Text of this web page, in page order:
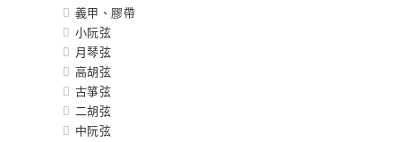
義甲、膠帶
小阮弦
月琴弦
高胡弦
古箏弦
二胡弦
中阮弦